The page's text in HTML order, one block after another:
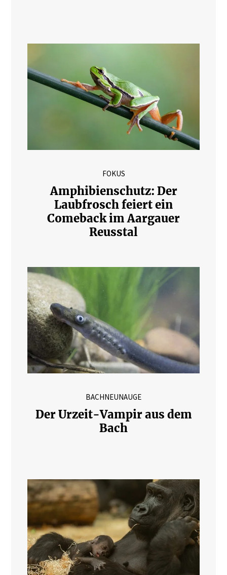
FOKUS
Amphibienschutz: Der
Laubfrosch feiert ein
Comeback im Aargauer
Reusstal
BACHNEUNAUGE
Der Urzeit-Vampir aus dem
Bach